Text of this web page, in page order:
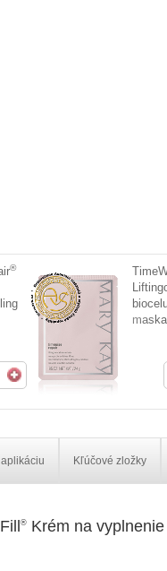
®
Kľúčové zložky
®Krém na